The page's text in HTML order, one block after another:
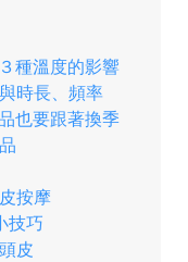
種溫度的影響
時長、頻率
也要跟著換季
按摩
技巧
皮